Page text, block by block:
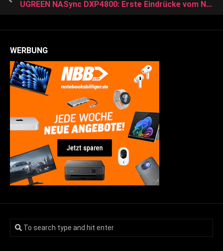
UGREEN NASync DXP4800: Erste Eindrücke vom Neueinsteiger im NAS-Markt
WERBUNG